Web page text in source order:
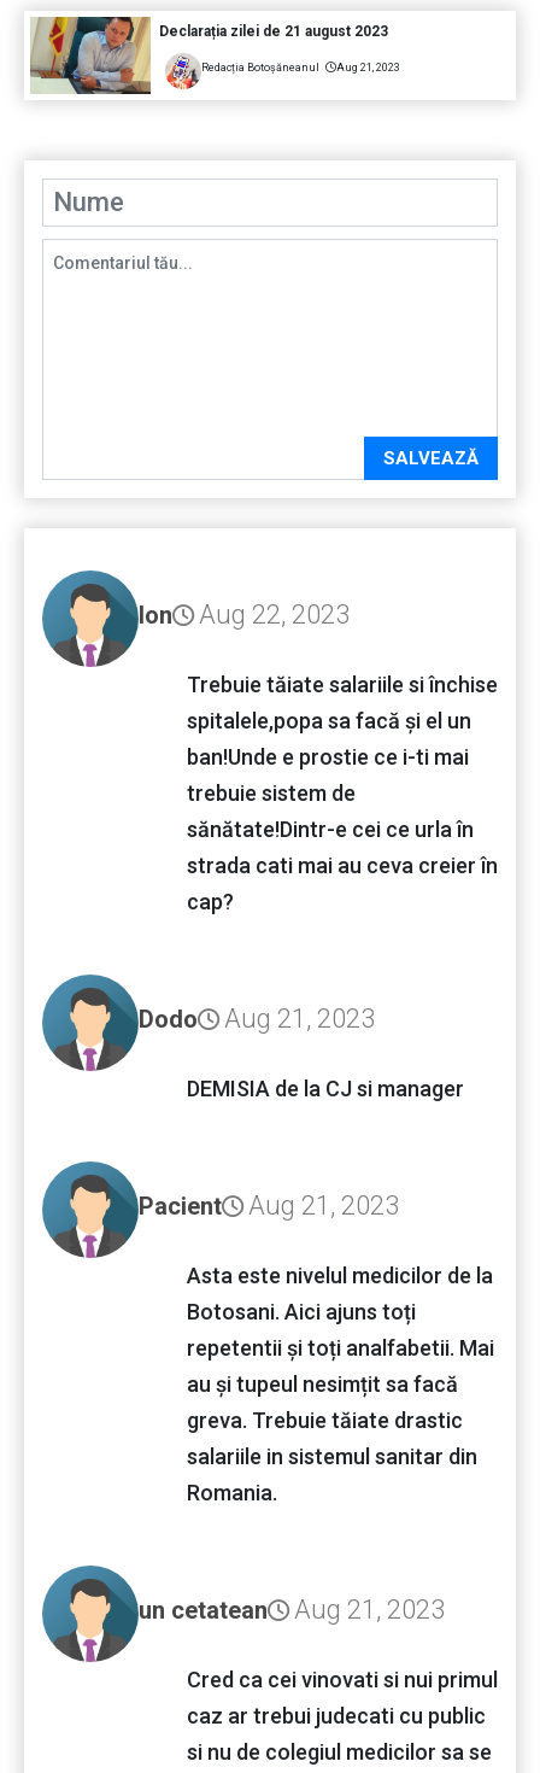
Declarația zilei de 21 august 2023
Redacția Botoșăneanul Aug 21, 2023
SALVEAZĂ
Ion Aug 22, 2023
Trebuie tăiate salariile si închise
spitalele,popa sa facă și el un
ban!Unde e prostie ce i-ti mai
trebuie sistem de
sănătate!Dintr-e cei ce urla în
strada cati mai au ceva creier în
cap?
Dodo Aug 21, 2023
DEMISIA de la CJ si manager
Pacient Aug 21, 2023
Asta este nivelul medicilor de la
Botosani. Aici ajuns toți
repetentii și toți analfabetii. Mai
au și tupeul nesimțit sa facă
greva. Trebuie tăiate drastic
salariile in sistemul sanitar din
Romania.
un cetatean Aug 21, 2023
Cred ca cei vinovati si nui primul
caz ar trebui judecati cu public
si nu de colegiul medicilor sa se